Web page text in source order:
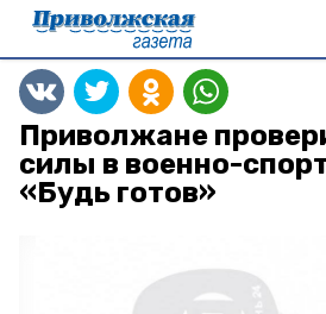
Приволжане
силы в военно-
«Будь готов»